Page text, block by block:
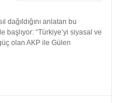
dağıldığını anlatan bu
başlıyor: “Türkiye’yi siyasal ve
olan AKP ile Gülen